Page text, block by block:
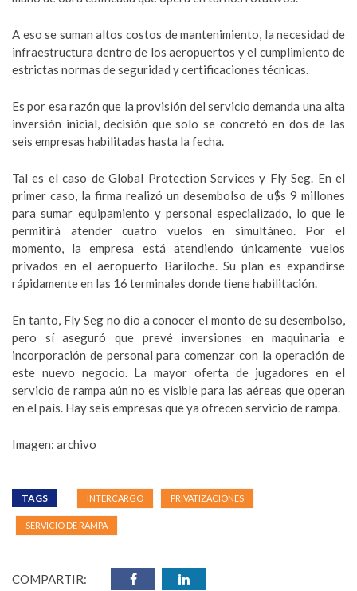
A eso se suman altos costos de mantenimiento, la necesidad de
infraestructura dentro de los aeropuertos y el cumplimiento de
estrictas normas de seguridad y certificaciones técnicas.
Es por esa razón que la provisión del servicio demanda una alta
inversión inicial, decisión que solo se concretó en dos de las
seis empresas habilitadas hasta la fecha.
Tal es el caso de Global Protection Services y Fly Seg. En el
primer caso, la firma realizó un desembolso de u$s 9 millones
para sumar equipamiento y personal especializado, lo que le
permitirá atender cuatro vuelos en simultáneo. Por el
momento, la empresa está atendiendo únicamente vuelos
privados en el aeropuerto Bariloche. Su plan es expandirse
rápidamente en las 16 terminales donde tiene habilitación.
En tanto, Fly Seg no dio a conocer el monto de su desembolso,
pero sí aseguró que prevé inversiones en maquinaria e
incorporación de personal para comenzar con la operación de
este nuevo negocio. La mayor oferta de jugadores en el
servicio de rampa aún no es visible para las aéreas que operan
en el país. Hay seis empresas que ya ofrecen servicio de rampa.
Imagen: archivo
TAGS INTERCARGO PRIVATIZACIONES
SERVICIO DE RAMPA
COMPARTIR: